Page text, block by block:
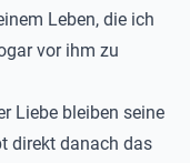
Leben, die ich
vor ihm zu
Liebe bleiben seine
direkt danach das